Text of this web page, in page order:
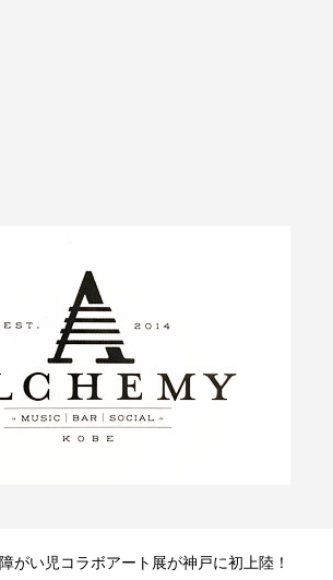
障がい児コラボアート展が神戸に初上陸！